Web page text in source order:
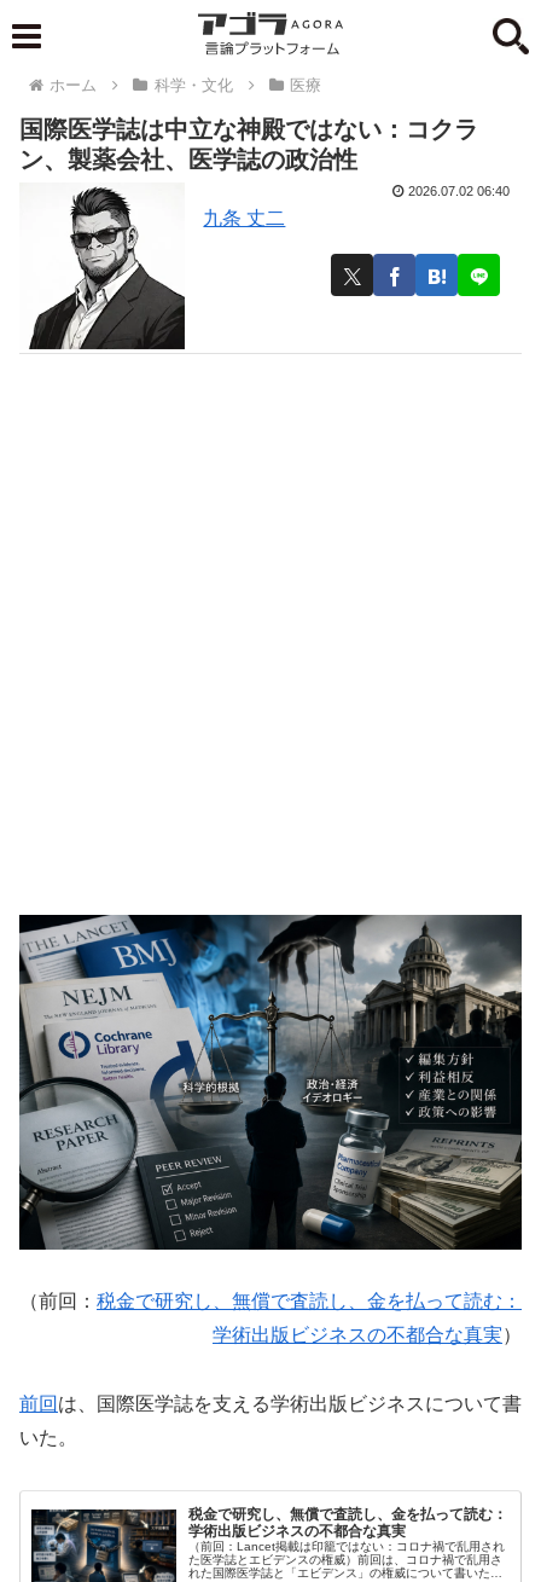
ホーム 科学・文化 医療
国際医学誌は中立な神殿ではない：コクラ
ン、製薬会社、医学誌の政治性
九条 丈二
2026.07.02 06:40
（前回： 税金で研究し、無償で査読し、金を払って読む：
学術出版ビジネスの不都合な真実）
前回 は、国際医学誌を支える学術出版ビジネスについて書
いた。
税金で研究し、無償で査読し、金を払って読む：
学術出版ビジネスの不都合な真実
（前回：Lancet掲載は印籠ではない：コロナ禍で乱用され
た医学誌とエビデンスの権威）前回は、コロナ禍で乱用さ
れた国際医学誌と「エビデンス」の権威について書いた。